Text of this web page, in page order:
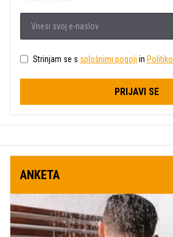
Strinjam se s splošnimi pogoji in
PRIJAVI SE
ANKETA